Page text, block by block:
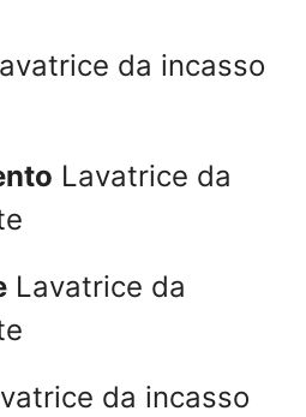
da incasso
Lavatrice da
Lavatrice da
da incasso